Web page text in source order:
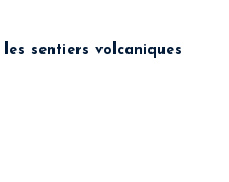
sentiers volcaniques